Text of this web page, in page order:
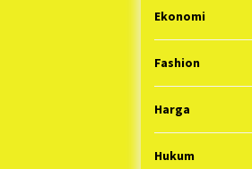
Ekonomi
Fashion
Harga
Hukum